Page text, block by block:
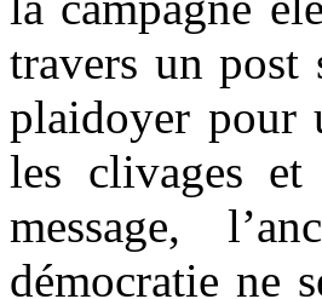
travers un post
plaidoyer pour
les clivages
message,
démocratie ne